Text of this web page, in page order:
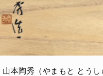
山本陶秀（やまもと とう